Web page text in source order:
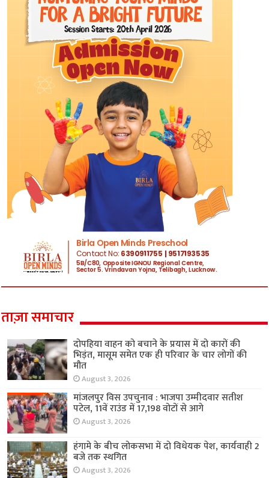
ताज़ा समाचार
दोपहिया वाहन को बचाने के प्रयास में दो कारों की
भिड़ंत, मासूम समेत एक ही परिवार के चार लोगों की
मौत
August 3, 2026
मांजलपुर विस उपचुनाव : भाजपा उम्मीदवार सतीश
पटेल, 11वें राउंड में 17,198 वोटों से आगे
August 3, 2026
हंगामे के बीच लोकसभा में दो विधेयक पेश, कार्यवाही 2
बजे तक स्थगित
August 3, 2026